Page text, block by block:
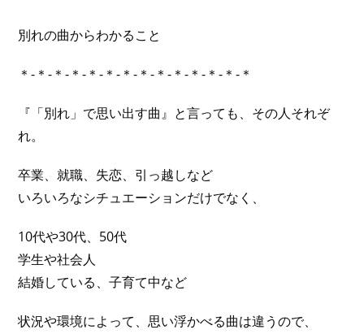
別れの曲からわかること
＊-＊-＊-＊-＊-＊-＊-＊-＊-＊-＊-＊-＊-＊
『「別れ」で思い出す曲』と言っても、その人それぞ
れ。
卒業、就職、失恋、引っ越しなど
いろいろなシチュエーションだけでなく、
10代や30代、50代
学生や社会人
結婚している、子育て中など
状況や環境によって、思い浮かべる曲は違うので、